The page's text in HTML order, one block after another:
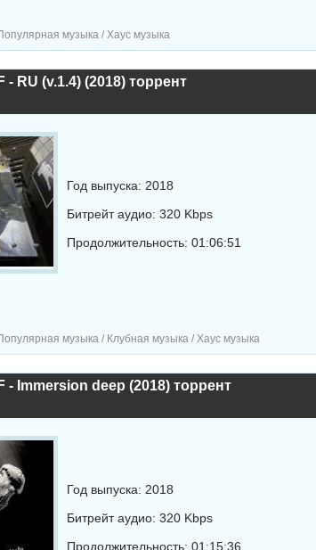
музыка / Хаус музыка
- RU (v.1.4) (2018) торрент
Год выпуска: 2018
Битрейт аудио: 320 Kbps
Продолжительность: 01:06:51
музыка / Клубная музыка / Хаус музыка
- Immersion deep (2018) торрент
Год выпуска: 2018
Битрейт аудио: 320 Kbps
Продолжительность: 01:15:36